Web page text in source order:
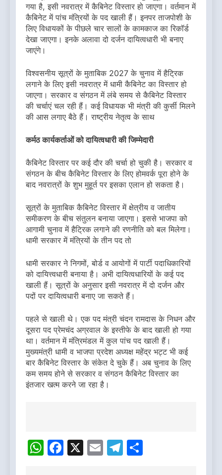
गया है, इसी नवरात्र में कैबिनेट विस्तार हो जाएगा। वर्तमान में
कैबिनेट में पांच मंत्रियों के पद खाली हैं। इनपर ताजपोशी के
लिए विधायकों के पीछले चार सालों के कामकाज का रिकॉर्ड
देखा जाएगा। इनके अलावा दो दर्जन दायित्वधारी भी बनाए
जाएंगे।
विश्वसनीय सूत्रों के मुताबिक 2027 के चुनाव में हैट्रिक
लगाने के लिए इसी नवरात्र में धामी कैबिनेट का विस्तार हो
जाएगा। सरकार व संगठन में लंबे समय से कैबिनेट विस्तार
की चर्चाएं चल रही हैं। कई विधायक भी मंत्री की कुर्सी मिलने
की आस लगाए बैठे हैं। राष्ट्रीय नेतृत्व के साथ
कर्मठ कार्यकर्ताओं को दायित्वधारी की जिम्मेदारी
कैबिनेट विस्तार पर कई दौर की चर्चा हो चुकी है। सरकार व
संगठन के बीच कैबिनेट विस्तार के लिए होमवर्क पूरा होने के
बाद नवरात्रों के शुभ मुहूर्त पर इसका एलान हो सकता है।
सूत्रों के मुताबिक कैबिनेट विस्तार में क्षेत्रीय व जातीय
समीकरण के बीच संतुलन बनाया जाएगा। इससे भाजपा को
आगामी चुनाव में हैट्रिक लगाने की रणनीति को बल मिलेगा।
धामी सरकार में मंत्रियों के तीन पद तो
धामी सरकार ने निगमों, बोर्ड व आयोगों में पार्टी पदाधिकारियों
को दायित्त्वधारी बनाया है। अभी दायित्वधारियों के कई पद
खाली हैं। सूत्रों के अनुसार इसी नवरात्र में दो दर्जन और
पदों पर दायित्वधारी बनाए जा सकते हैं।
पहले से खाली थे। एक पद मंत्री चंदन रामदास के निधन और
दूसरा पद प्रेमचंद अग्रवाल के इस्तीफे के बाद खाली हो गया
था। वर्तमान में मंत्रिमंडल में कुल पांच पद खाली हैं।
मुख्यमंत्री धामी व भाजपा प्रदेश अध्यक्ष महेंद्र भट्ट भी कई
बार कैबिनेट विस्तार के संकेत दे चुके हैं। अब चुनाव के लिए
कम समय होने से सरकार व संगठन कैबिनेट विस्तार का
इंतजार खत्म करने जा रहा है।
navigation
WhatsApp
Facebook
X EmailTelegram